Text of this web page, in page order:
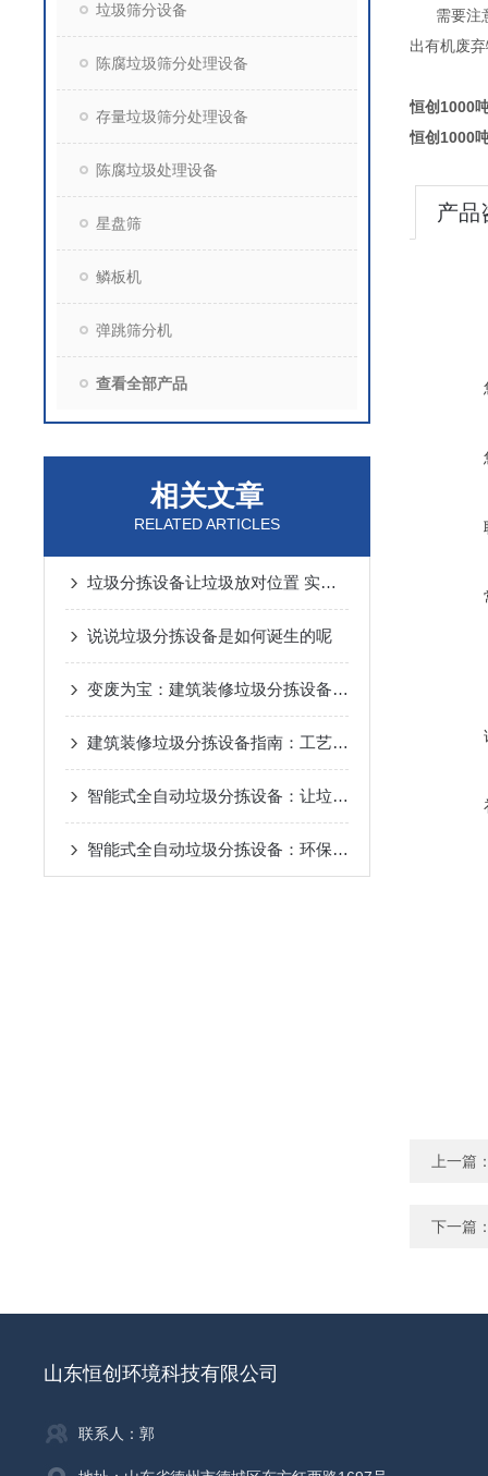
垃圾筛分设备
陈腐垃圾筛分处理设备
存量垃圾筛分处理设备
陈腐垃圾处理设备
星盘筛
鳞板机
弹跳筛分机
查看全部产品
相关文章
RELATED ARTICLES
垃圾分拣设备让垃圾放对位置 实现资源循环利用
说说垃圾分拣设备是如何诞生的呢
变废为宝：建筑装修垃圾分拣设备工作流程详解
建筑装修垃圾分拣设备指南：工艺逻辑、设备选型与避坑要点
智能式全自动垃圾分拣设备：让垃圾分类更高效、更精准
智能式全自动垃圾分拣设备：环保新设备
需要注意
出有机废
恒创1000
恒创1000
产品
上一篇
下一篇
山东恒创环境科技有限公司
联系人：郭